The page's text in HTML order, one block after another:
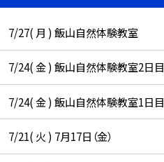
7/27( 月 ) 飯山自然体験教室
7/24( 金 ) 飯山自然体験教室2日目
7/24( 金 ) 飯山自然体験教室1日目
7/21( 火 ) 7月17日（金）